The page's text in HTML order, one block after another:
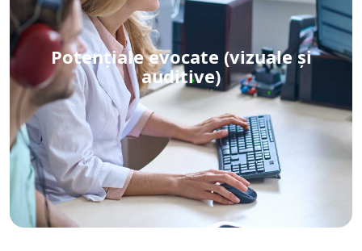
Potențiale evocate (vizuale și
auditive)